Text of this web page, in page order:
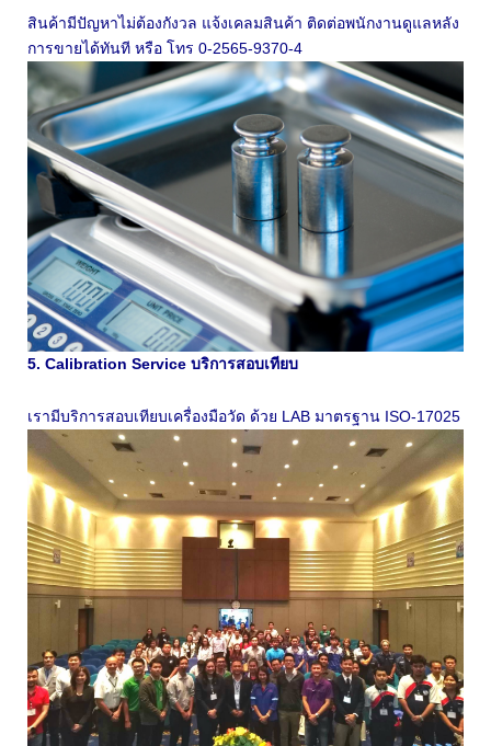
สินค้ามีปัญหาไม่ต้องกังวล แจ้งเคลมสินค้า ติดต่อพนักงานดูแลหลัง
การขายได้ทันที หรือ โทร 0-2565-9370-4
5. Calibration Service บริการสอบเทียบ
เรามีบริการสอบเทียบเครื่องมือวัด ด้วย LAB มาตรฐาน ISO-17025